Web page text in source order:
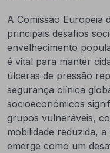
A Comissão Europeia
principais desafios
envelhecimento
é vital para manter
úlceras de pressão
segurança clínica
socioeconómicos
grupos vulneráveis,
mobilidade reduzida,
emerge como um